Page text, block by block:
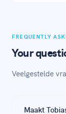
FREQUENTLY
Your
Veelgestelde
Maakt